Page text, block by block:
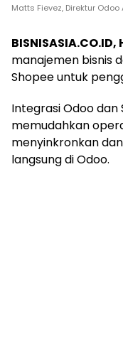
Matts Fievez, Direktur Odoo
BISNISASIA.CO.ID,
manajemen bisnis
Shopee untuk
Integrasi Odoo dan
memudahkan
menyinkronkan
langsung di Odoo.